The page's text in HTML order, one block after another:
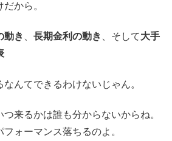
から。
動き 、 長期金利の動き 、そして大手
んてできるわけないじゃん。
来るかは誰も分からないからね。
ォーマンス落ちるのよ。